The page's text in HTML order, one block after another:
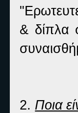
& δίπλα
2. Ποια